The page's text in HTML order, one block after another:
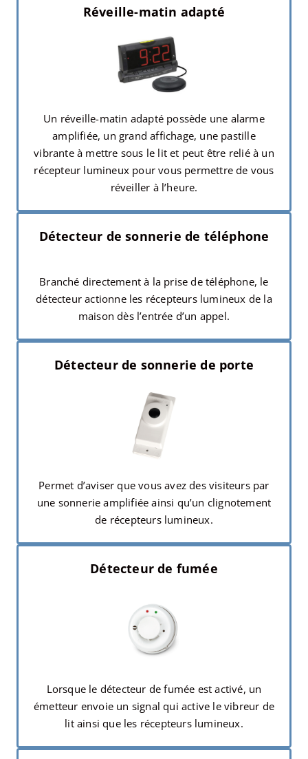
Réveille-matin adapté
Un réveille-matin adapté possède une alarme
amplifiée, un grand affichage, une pastille
vibrante à mettre sous le lit et peut être relié à un
récepteur lumineux pour vous permettre de vous
réveiller à l’heure.
Détecteur de sonnerie de téléphone
Branché directement à la prise de téléphone, le
détecteur actionne les récepteurs lumineux de la
maison dès l’entrée d’un appel.
Détecteur de sonnerie de porte
Permet d’aviser que vous avez des visiteurs par
une sonnerie amplifiée ainsi qu’un clignotement
de récepteurs lumineux.
Détecteur de fumée
Lorsque le détecteur de fumée est activé, un
émetteur envoie un signal qui active le vibreur de
lit ainsi que les récepteurs lumineux.